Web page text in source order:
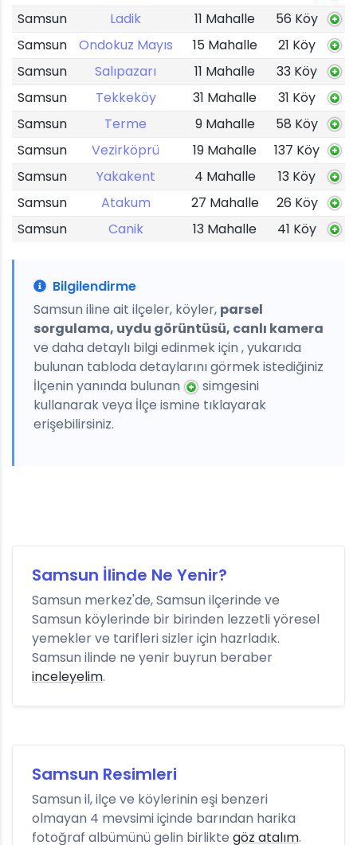
Samsun
Ladik 11 Mahalle
56 Köy
Samsun
Ondokuz Mayıs 15 Mahalle
21 Köy
Samsun
Salıpazarı 11 Mahalle
33 Köy
Samsun
Tekkeköy 31 Mahalle
31 Köy
Samsun
Terme 9 Mahalle
58 Köy
Samsun
Vezirköprü 19 Mahalle
137 Köy
Samsun
Yakakent 4 Mahalle
13 Köy
Samsun
Atakum 27 Mahalle
26 Köy
Samsun
Canik 13 Mahalle 41 Köy
Bilgilendirme
Samsun iline ait ilçeler, köyler, parsel
sorgulama, uydu görüntüsü, canlı kamera
ve daha detaylı bilgi edinmek için , yukarıda
bulunan tabloda detaylarını görmek istediğiniz
İlçenin yanında bulunan
simgesini
kullanarak veya İlçe ismine tıklayarak
erişebilirsiniz.
Samsun İlinde Ne Yenir?
Samsun merkez'de, Samsun ilçerinde ve
Samsun köylerinde bir birinden lezzetli yöresel
yemekler ve tarifleri sizler için hazrladık.
Samsun ilinde ne yenir buyrun beraber
inceleyelim.
Samsun Resimleri
Samsun il, ilçe ve köylerinin eşi benzeri
olmayan 4 mevsimi içinde barından harika
fotoğraf albümünü gelin birlikte göz atalım.